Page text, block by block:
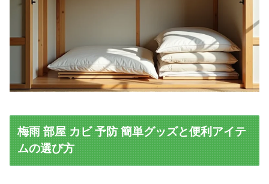
梅雨 部屋 カビ 予防 簡単グッズと便利アイテ
ムの選び方